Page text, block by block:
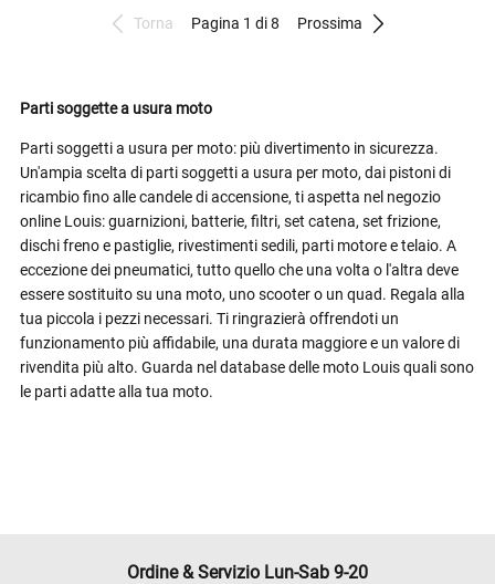
Torna Pagina 1 di 8 Prossima
Parti soggette a usura moto
Parti soggetti a usura per moto: più divertimento in sicurezza.
Un'ampia scelta di parti soggetti a usura per moto, dai pistoni di
ricambio fino alle candele di accensione, ti aspetta nel negozio
online Louis: guarnizioni, batterie, filtri, set catena, set frizione,
dischi freno e pastiglie, rivestimenti sedili, parti motore e telaio. A
eccezione dei pneumatici, tutto quello che una volta o l'altra deve
essere sostituito su una moto, uno scooter o un quad. Regala alla
tua piccola i pezzi necessari. Ti ringrazierà offrendoti un
funzionamento più affidabile, una durata maggiore e un valore di
rivendita più alto. Guarda nel database delle moto Louis quali sono
le parti adatte alla tua moto.
Ordine & Servizio Lun-Sab 9-20